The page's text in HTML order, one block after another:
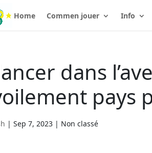
Home Commen jouer Info
dans
pays
| Sep 7, 2023 | Non classé